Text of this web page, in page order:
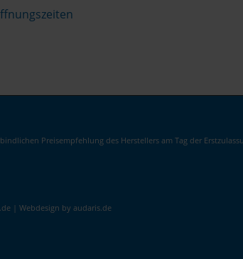
Preisempfehlung des Herstellers am Tag der
| Webdesign by audaris.de